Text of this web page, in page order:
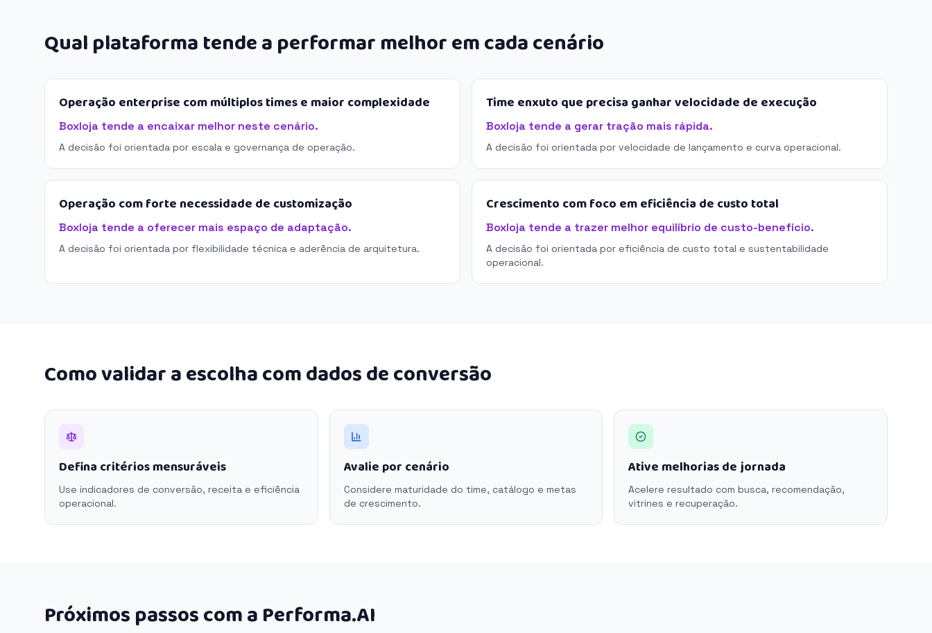
Qual plataforma tende a performar melhor em cada cenário
Operação enterprise com múltiplos times e maior complexidade
Boxloja tende a encaixar melhor neste cenário.
A decisão foi orientada por escala e governança de operação.
Time enxuto que precisa ganhar velocidade de execução
Boxloja tende a gerar tração mais rápida.
A decisão foi orientada por velocidade de lançamento e curva operacional.
Operação com forte necessidade de customização
Boxloja tende a oferecer mais espaço de adaptação.
A decisão foi orientada por flexibilidade técnica e aderência de arquitetura.
Crescimento com foco em eficiência de custo total
Boxloja tende a trazer melhor equilíbrio de custo-benefício.
A decisão foi orientada por eficiência de custo total e sustentabilidade
operacional.
Como validar a escolha com dados de conversão
Defina critérios mensuráveis
Use indicadores de conversão, receita e eficiência
operacional.
Avalie por cenário
Considere maturidade do time, catálogo e metas
de crescimento.
Ative melhorias de jornada
Acelere resultado com busca, recomendação,
vitrines e recuperação.
Próximos passos com a Performa.AI